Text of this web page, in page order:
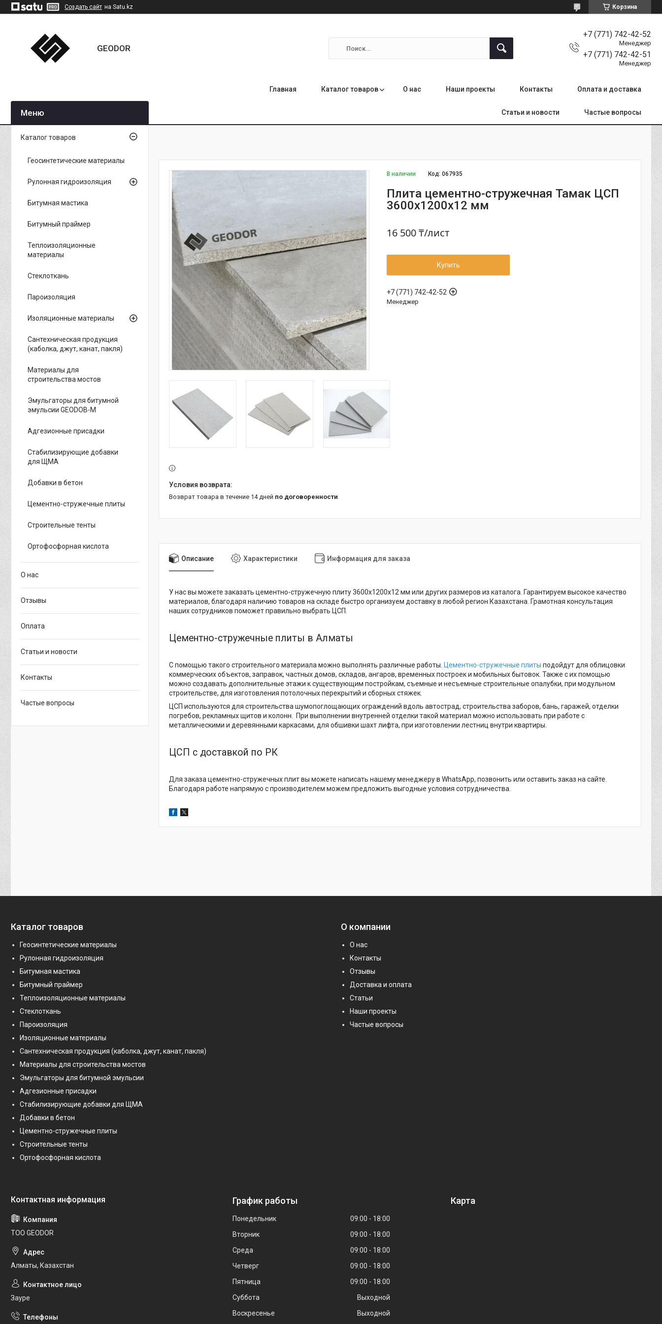
Создать сайт на Satu.kz Корзина
GEODOR
+7 (771) 742-42-52
Менеджер
+7 (771) 742-42-51
Менеджер
Главная Каталог товаров О нас Наши проекты Контакты Оплата и доставка
Статьи и новости Частые вопросы
В наличии Код:067935
Плита цементно-стружечная Тамак ЦСП
3600х1200х12 мм
16 500 ₸/лист
Купить
+7 (771) 742-42-52
Менеджер
возврат товара в течение 14 дней по договоренности
Описание Характеристики Информация для заказа
У нас вы можете заказать цементно-стружечную плиту 3600х1200х12 мм или других размеров из каталога. Гарантируем высокое качество
материалов, благодаря наличию товаров на складе быстро организуем доставку в любой регион Казахстана. Грамотная консультация
наших сотрудников поможет правильно выбрать ЦСП.
Цементно-стружечные плиты в Алматы
С помощью такого строительного материала можно выполнять различные работы. Цементно-стружечные плиты подойдут для облицовки
коммерческих объектов, заправок, частных домов, складов, ангаров, временных построек и мобильных бытовок. Также с их помощью
можно создавать дополнительные этажи к существующим постройкам, съемные и несъемные строительные опалубки, при модульном
строительстве, для изготовления потолочных перекрытий и сборных стяжек.
ЦСП используются для строительства шумопоглощающих ограждений вдоль автострад, строительства заборов, бань, гаражей, отделки
погребов, рекламных щитов и колонн. При выполнении внутренней отделки такой материал можно использовать при работе с
металлическими и деревянными каркасами, для обшивки шахт лифта, при изготовлении лестниц внутри квартиры.
ЦСП с доставкой по РК
Для заказа цементно-стружечных плит вы можете написать нашему менеджеру в WhatsApp, позвонить или оставить заказ на сайте.
Благодаря работе напрямую с производителем можем предложить выгодные условия сотрудничества.
Каталог товаров
Геосинтетические материалы
Рулонная гидроизоляция
Битумная мастика
Битумный праймер
Теплоизоляционные
материалы
Стеклоткань
Пароизоляция
Изоляционные материалы
Сантехническая продукция
(каболка, джут, канат, пакля)
Материалы для
строительства мостов
Эмульгаторы для битумной
эмульсии GEODOB-M
Адгезионные присадки
Стабилизирующие добавки
для ЩМА
Добавки в бетон
Цементно-стружечные плиты
Строительные тенты
Ортофосфорная кислота
О нас
Отзывы
Оплата
Статьи и новости
Контакты
Частые вопросы
Каталог товаров
Геосинтетические материалы
Рулонная гидроизоляция
Битумная мастика
Битумный праймер
Теплоизоляционные материалы
Стеклоткань
Пароизоляция
Изоляционные материалы
Сантехническая продукция (каболка, джут, канат, пакля)
Материалы для строительства мостов
Эмульгаторы для битумной эмульсии
Адгезионные присадки
Стабилизирующие добавки для ЩМА
Добавки в бетон
Цементно-стружечные плиты
Строительные тенты
Ортофосфорная кислота
О компании
О нас
Контакты
Отзывы
Доставка и оплата
Статьи
Наши проекты
Частые вопросы
ТОО GEODOR
Алматы, Казахстан
Зауре
График работы
Понедельник 09:00
18:00
Вторник
09:00
18:00
Среда
09:00
18:00
Четверг
09:00
18:00
Пятница
09:00
18:00
Суббота
Выходной
Воскресенье
Выходной
Карта